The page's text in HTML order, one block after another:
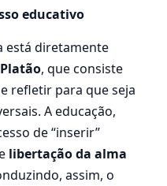
educativo
está diretamente
, que consiste
refletir para que seja
A educação,
de “inserir”
libertação da alma
assim, o